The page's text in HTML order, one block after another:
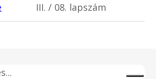
III. / 08. lapszám